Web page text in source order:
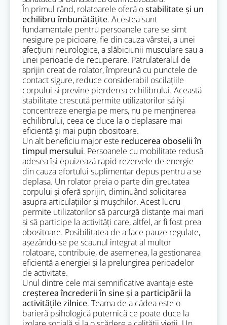
În primul rând, rolatoarele oferă ostabilitate și un
echilibru îmbunătățite. Acestea sunt
fundamentale pentru persoanele care se simt
nesigure pe picioare, fie din cauza vârstei, a unei
afecțiuni neurologice, a slăbiciunii musculare sau a
unei perioade de recuperare. Patrulateralul de
sprijin creat de rolator, împreună cu punctele de
contact sigure, reduce considerabil oscilațiile
corpului și previne pierderea echilibrului. Această
stabilitate crescută permite utilizatorilor să își
concentreze energia pe mers, nu pe menținerea
echilibrului, ceea ce duce la o deplasare mai
eficientă și mai puțin obositoare.
Un alt beneficiu major este reducerea oboselii în
timpul mersului. Persoanele cu mobilitate redusă
adesea își epuizează rapid rezervele de energie
din cauza efortului suplimentar depus pentru a se
deplasa. Un rolator preia o parte din greutatea
corpului și oferă sprijin, diminuând solicitarea
asupra articulațiilor și mușchilor. Acest lucru
permite utilizatorilor să parcurgă distanțe mai mari
și să participe la activități care, altfel, ar fi fost prea
obositoare. Posibilitatea de a face pauze regulate,
așezându-se pe scaunul integrat al multor
rolatoare, contribuie, de asemenea, la gestionarea
eficientă a energiei și la prelungirea perioadelor
de activitate.
Unul dintre cele mai semnificative avantaje este
creșterea încrederii în sine și a participării la
activitățile zilnice. Teama de a cădea este o
barieră psihologică puternică ce poate duce la